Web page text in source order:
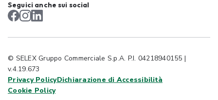
Seguici anche sui social
© SELEX Gruppo Commerciale S.p.A. P.I. 04218940155 |
v.4.19.673
Privacy PolicyDichiarazione di Accessibilità
Cookie Policy